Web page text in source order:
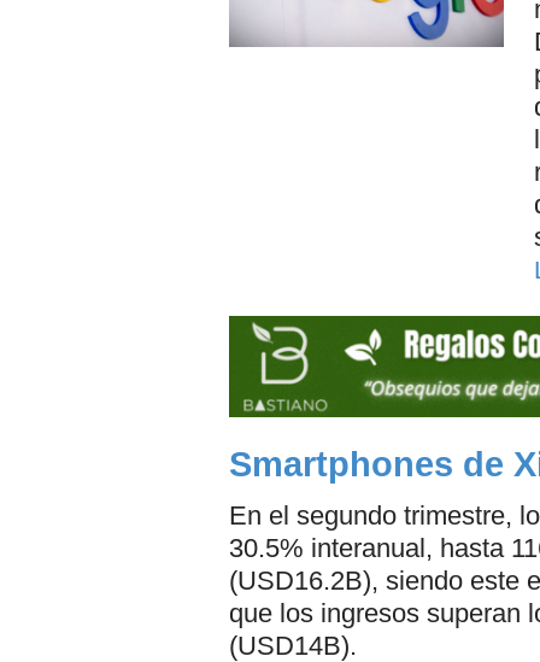
Smartphones de
En el segundo trimestre,
30.5% interanual, hasta
(USD16.2B), siendo este
que los ingresos superan
(USD14B).